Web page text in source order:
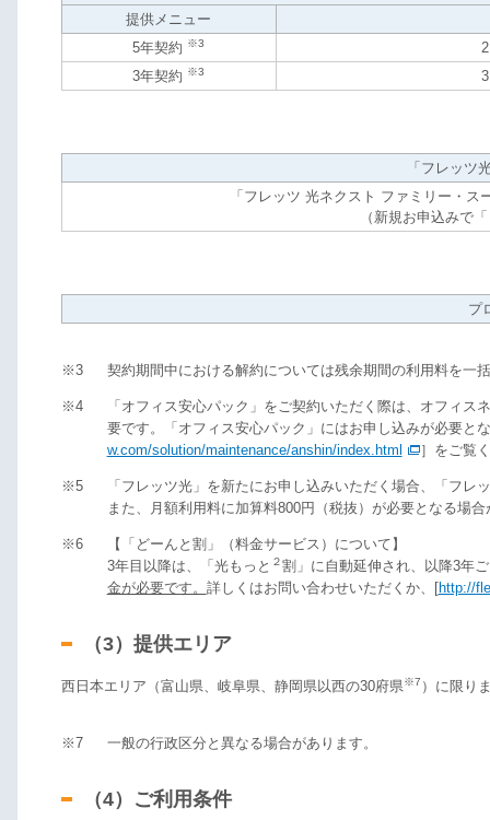
提供メニュー
5年契約 ※3
3年契約 ※3
「フレッツ
「フレッツ 光ネクスト ファミリー・
（新規お申込みで
プ
※3 契約期間中における解約については残余期間の利用料を一
※4
「オフィス安心パック」をご契約いただく際は、オフィ
要です。「オフィス安心パック」にはお申し込みが必要と
w.com/solution/maintenance/anshin/index.html
］をご覧
※5
「フレッツ光」を新たにお申し込みいただく場合、「フレ
また、月額利用料に加算料800円（税抜）が必要となる場
※6
【「どーんと割」（料金サービス）について】
3年目以降は、「光もっと ２割」に自動延伸され、以降3年
金が必要です。 詳しくはお問い合わせいただくか、[http://
（3）提供エリア
西日本エリア（富山県、岐阜県、静岡県以西の30府県※7 ）に限り
※7 一般の行政区分と異なる場合があります。
（4）ご利用条件